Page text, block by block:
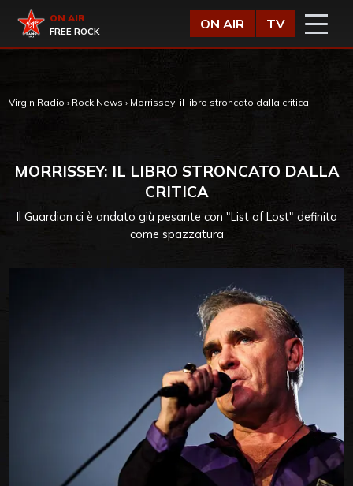
Virgin Radio
ON AIR
FREE ROCK
ON AIR TV
Virgin Radio › Rock News › Morrissey: il libro stroncato dalla critica
MORRISSEY: IL LIBRO STRONCATO DALLA
CRITICA
Il Guardian ci è andato giù pesante con "List of Lost" definito
come spazzatura